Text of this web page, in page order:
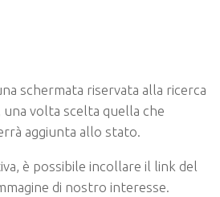
schermata riservata alla ricerca
una volta scelta quella che
aggiunta allo stato.
è possibile incollare il link del
di nostro interesse.